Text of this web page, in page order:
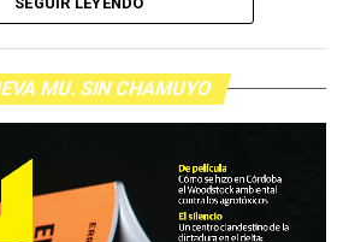
MU. SIN CHAMUYO